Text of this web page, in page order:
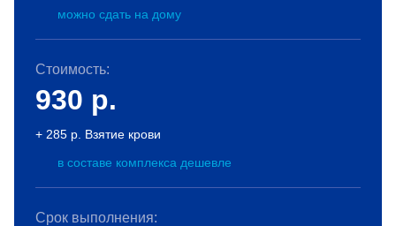
можно сдать на дому
Стоимость:
930 р.
+ 285 р. Взятие крови
в составе комплекса дешевле
Срок выполнения: